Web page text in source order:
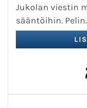
Jukolan viestin
sääntöihin.